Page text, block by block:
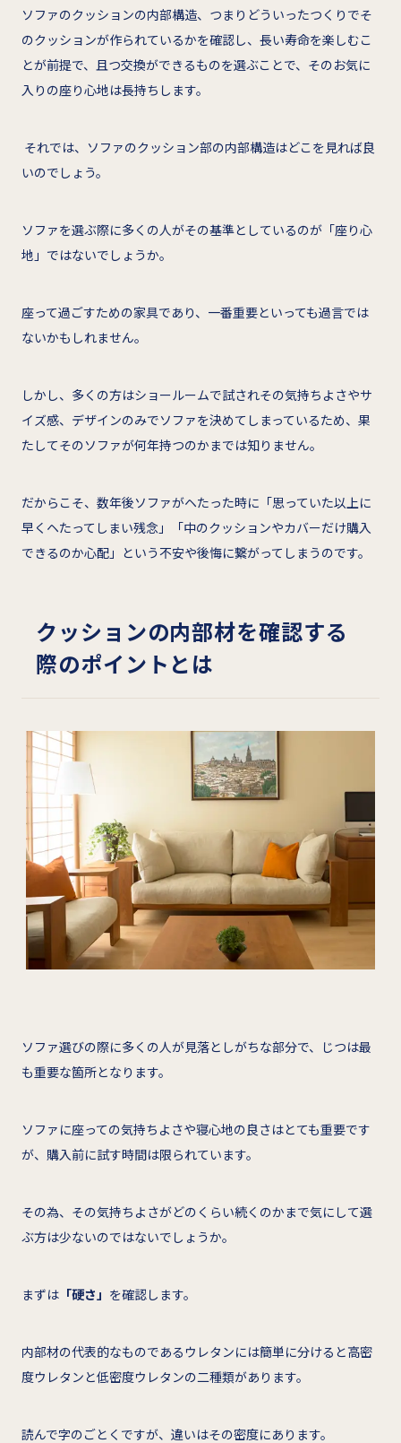
ソファのクッションの内部構造、つまりどういったつくりでそ
のクッションが作られているかを確認し、長い寿命を楽しむこ
とが前提で、且つ交換ができるものを選ぶことで、そのお気に
入りの座り心地は長持ちします。
それでは、ソファのクッション部の内部構造はどこを見れば良
いのでしょう。
ソファを選ぶ際に多くの人がその基準としているのが「座り心
地」ではないでしょうか。
座って過ごすための家具であり、一番重要といっても過言では
ないかもしれません。
しかし、多くの方はショールームで試されその気持ちよさやサ
イズ感、デザインのみでソファを決めてしまっているため、果
たしてそのソファが何年持つのかまでは知りません。
だからこそ、数年後ソファがヘたった時に「思っていた以上に
早くヘたってしまい残念」「中のクッションやカバーだけ購入
できるのか心配」という不安や後悔に繋がってしまうのです。
クッションの内部材を確認する
際のポイントとは
ソファ選びの際に多くの人が見落としがちな部分で、じつは最
も重要な箇所となります。
ソファに座っての気持ちよさや寝心地の良さはとても重要です
が、購入前に試す時間は限られています。
その為、その気持ちよさがどのくらい続くのかまで気にして選
ぶ方は少ないのではないでしょうか。
まずは 「硬さ」 を確認します。
内部材の代表的なものであるウレタンには簡単に分けると高密
度ウレタンと低密度ウレタンの二種類があります。
読んで字のごとくですが、違いはその密度にあります。